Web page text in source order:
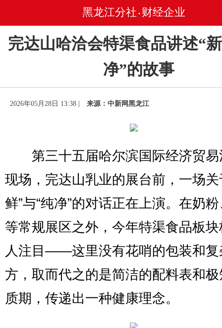
黑龙江分社 • 财经企业
完达山哈洽会特渠食品讲述“
净”的故事
2026年05月28日 13:38 | 来源：中新网黑龙江
第三十五届哈尔滨国际经济贸易
现场，完达山乳业的展台前，一场关
鲜”与“纯净”的对话正在上演。在奶
等常规展区之外，今年特渠食品板
人注目——这里没有花哨的包装和复
方，取而代之的是简洁的配料表和
质期，传递出一种健康理念。